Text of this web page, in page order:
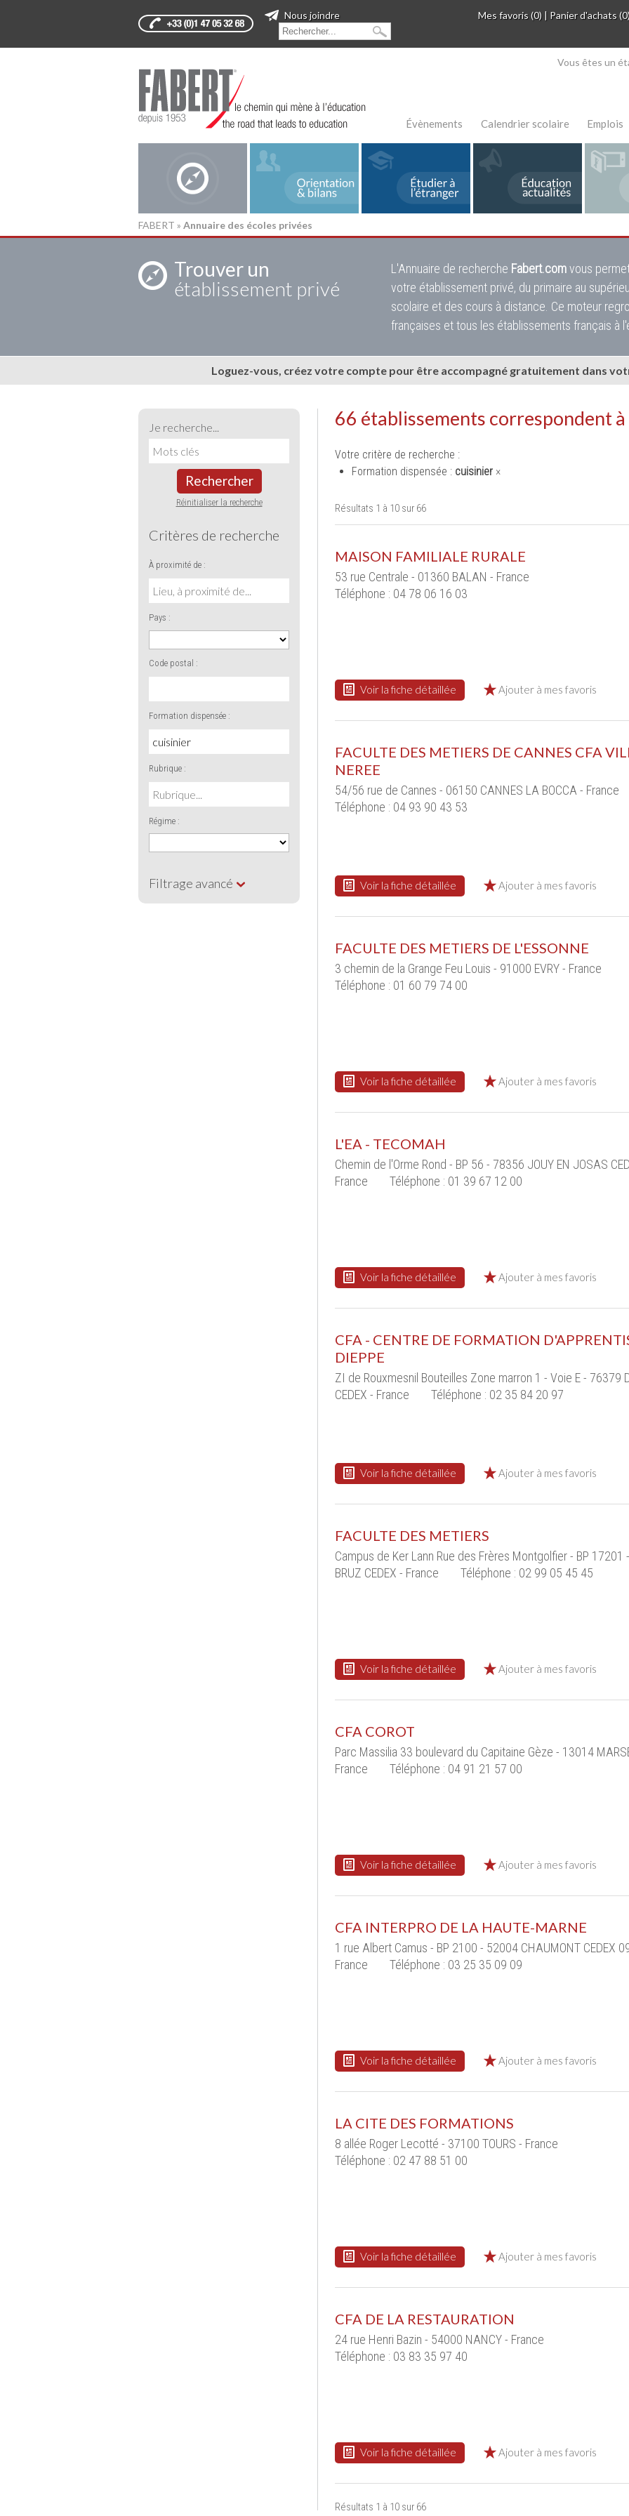
Mes favoris (0) | Panier d'achats
Nous joindre
Vous êtes un
Évènements Calendrier scolaire Emplois
FABERT » Annuaire des écoles privées
Trouver un
établissement privé
L'Annuaire de recherche Fabert.comvous
votre établissement privé, du primaire au
scolaire et des cours à distance. Ce moteur
françaises et tous les établissements français à
Loguez-vous, créez votre compte pour être accompagné gratuitement dans
Je recherche...
Rechercher
Réinitialiser la recherche
Critères de recherche
À proximité de :
Pays :
Code postal :
Formation dispensée :
Rubrique :
Régime :
Filtrage avancé
66 établissements correspondent
Votre critère de recherche :
Formation dispensée : cuisinier ×
Résultats 1 à 10 sur 66
MAISON FAMILIALE RURALE
53 rue Centrale - 01360 BALAN - France
Téléphone : 04 78 06 16 03
Voir la fiche détaillée Ajouter à mes favoris
FACULTE DES METIERS DE CANNES CFA
NEREE
54/56 rue de Cannes - 06150 CANNES LA BOCCA - France
Téléphone : 04 93 90 43 53
Voir la fiche détaillée Ajouter à mes favoris
FACULTE DES METIERS DE L'ESSONNE
3 chemin de la Grange Feu Louis - 91000 EVRY - France
Téléphone : 01 60 79 74 00
Voir la fiche détaillée Ajouter à mes favoris
L'EA - TECOMAH
Chemin de l'Orme Rond - BP 56 - 78356 JOUY EN JOSAS
France
Téléphone : 01 39 67 12 00
Voir la fiche détaillée Ajouter à mes favoris
CFA - CENTRE DE FORMATION
DIEPPE
ZI de Rouxmesnil Bouteilles Zone marron 1 - Voie E - 76379
CEDEX - France
Téléphone : 02 35 84 20 97
Voir la fiche détaillée Ajouter à mes favoris
FACULTE DES METIERS
Campus de Ker Lann Rue des Frères Montgolfier - BP 17201
BRUZ CEDEX - France
Téléphone : 02 99 05 45 45
Voir la fiche détaillée Ajouter à mes favoris
CFA COROT
Parc Massilia 33 boulevard du Capitaine Gèze - 13014
France
Téléphone : 04 91 21 57 00
Voir la fiche détaillée Ajouter à mes favoris
CFA INTERPRO DE LA HAUTE-MARNE
1 rue Albert Camus - BP 2100 - 52004 CHAUMONT CEDEX
France
Téléphone : 03 25 35 09 09
Voir la fiche détaillée Ajouter à mes favoris
LA CITE DES FORMATIONS
8 allée Roger Lecotté - 37100 TOURS - France
Téléphone : 02 47 88 51 00
Voir la fiche détaillée Ajouter à mes favoris
CFA DE LA RESTAURATION
24 rue Henri Bazin - 54000 NANCY - France
Téléphone : 03 83 35 97 40
Voir la fiche détaillée Ajouter à mes favoris
Résultats 1 à 10 sur 66